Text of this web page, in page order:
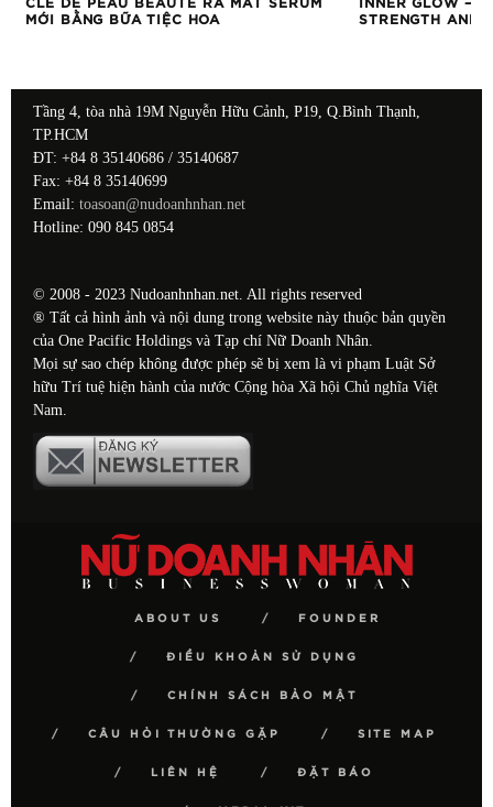
CLÉ DE PEAU BEAUTÉ RA MẮT SERUM
MỚI BẰNG BỮA TIỆC HOA
INNER GLOW –
STRENGTH AND
Tầng 4, tòa nhà 19M Nguyễn Hữu Cảnh, P19, Q.Bình Thạnh,
TP.HCM
ĐT: +84 8 35140686 / 35140687
Fax: +84 8 35140699
Email: toasoan@nudoanhnhan.net
Hotline: 090 845 0854
© 2008 - 2023 Nudoanhnhan.net. All rights reserved
® Tất cả hình ảnh và nội dung trong website này thuộc bản quyền
của One Pacific Holdings và Tạp chí Nữ Doanh Nhân.
Mọi sự sao chép không được phép sẽ bị xem là vi phạm Luật Sở
hữu Trí tuệ hiện hành của nước Cộng hòa Xã hội Chủ nghĩa Việt
Nam.
ABOUT US FOUNDER
ĐIỀU KHOẢN SỬ DỤNG
CHÍNH SÁCH BẢO MẬT
CÂU HỎI THƯỜNG GẶP SITE MAP
LIÊN HỆ ĐẶT BÁO